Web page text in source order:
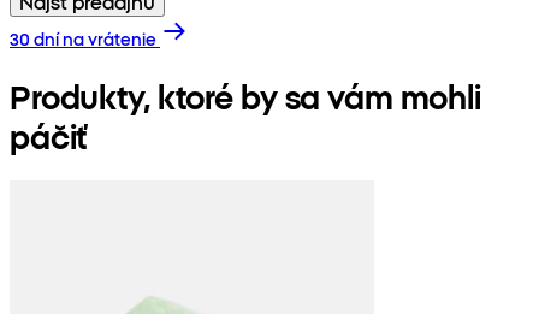
30 dní na vrátenie
Produkty, ktoré by sa vám mohli
páčiť